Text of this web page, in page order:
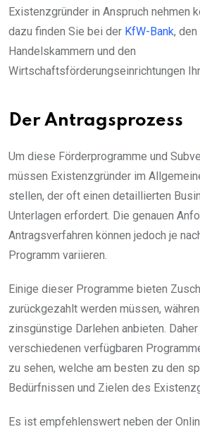
Existenzgründer in Anspruch nehmen
dazu finden Sie bei der KfW-Bank,
Handelskammern und den
Wirtschaftsförderungseinrichtungen
Der Antragsprozess
Um diese Förderprogramme und
müssen Existenzgründer im
stellen, der oft einen detaillierten
Unterlagen erfordert. Die genauen
Antragsverfahren können jedoch je
Programm variieren.
Einige dieser Programme bieten
zurückgezahlt werden müssen,
zinsgünstige Darlehen anbieten.
verschiedenen verfügbaren
zu sehen, welche am besten zu den
Bedürfnissen und Zielen des
Es ist empfehlenswert neben der